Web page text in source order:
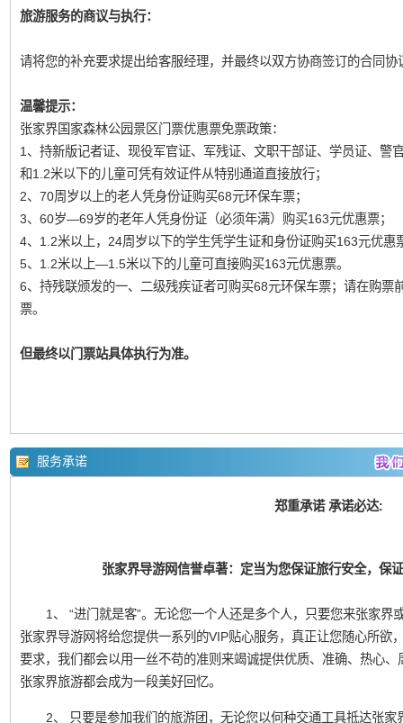
旅游服务的商议与执行：
请将您的补充要求提出给客服经理，并最终以双方协商签订的合同协
温馨提示：
张家界国家森林公园景区门票优惠票免票政策：
1、持新版记者证、现役军官证、军残证、文职干部证、学员证、警
和1.2米以下的儿童可凭有效证件从特别通道直接放行；
2、70周岁以上的老人凭身份证购买68元环保车票；
3、60岁—69岁的老年人凭身份证（必须年满）购买163元优惠票；
4、1.2米以上，24周岁以下的学生凭学生证和身份证购买163元优惠
5、1.2米以上—1.5米以下的儿童可直接购买163元优惠票。
6、持残联颁发的一、二级残疾证者可购买68元环保车票；请在购票
票。
但最终以门票站具体执行为准。
服务承诺
郑重承诺 承诺必达:
张家界导游网信誉卓著：定当为您保证旅行安全，保
1、 “进门就是客”。无论您一个人还是多个人，只要您来张家
张家界导游网将给您提供一系列的VIP贴心服务，真正让您随心所欲
要求，我们都会以用一丝不苟的准则来竭诚提供优质、准确、热心
张家界旅游都会成为一段美好回忆。
2、 只要是参加我们的旅游团，无论您以何种交通工具抵达张